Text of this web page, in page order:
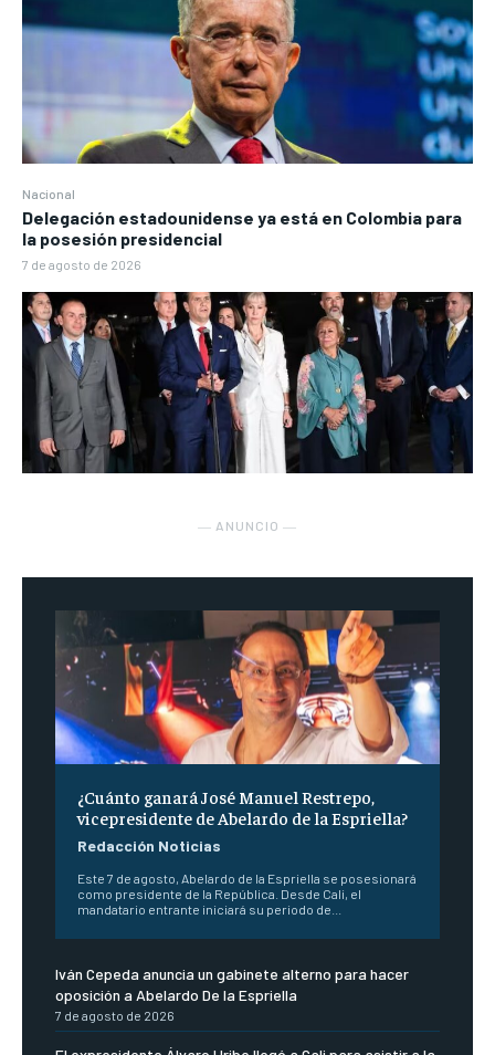
Nacional
Delegación estadounidense ya está en Colombia para
la posesión presidencial
7 de agosto de 2026
― ANUNCIO ―
¿Cuánto ganará José Manuel Restrepo,
vicepresidente de Abelardo de la Espriella?
Redacción Noticias
Este 7 de agosto, Abelardo de la Espriella se posesionará
como presidente de la República. Desde Cali, el
mandatario entrante iniciará su periodo de...
Iván Cepeda anuncia un gabinete alterno para hacer
oposición a Abelardo De la Espriella
7 de agosto de 2026